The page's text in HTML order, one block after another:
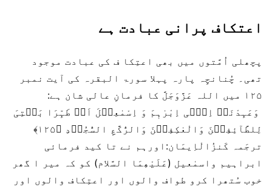
اعتکاف پرانی عبادت ہے
پچھلی اُمَّتوں میں بھی اعتِکا ف کی عبادت موجود
تھی۔ چُنانچِہ پارہ پہلا سورۃ البقرہ کی آیت نمبر
۱۲۵ میں اللہ عَزَّوَجَلَّ کا فرمانِ عالی شان ہے:
وَعَہِدْنَاۤ اِلٰۤی اِبْرٰہٖمَ وَ اِسْمٰعِیۡلَ اَنۡ طَہِّرَا بَیۡتِیَ
لِلطَّآئِفِیۡنَ وَالْعٰکِفِیۡنَ وَالرُّکَّعِ السُّجُوۡدِ ﴿۱۲۵﴾
ترجَمہ کَنزُالْاِیمَان:اورہم نے تا کید فرمائی
ابراہیم واسمٰعیل (عَلَیْھِمَا السَّلام) کو کہ میر ا گھر
خوب سُتھرا کرو طواف والوں اور اعتِکاف والوں اور